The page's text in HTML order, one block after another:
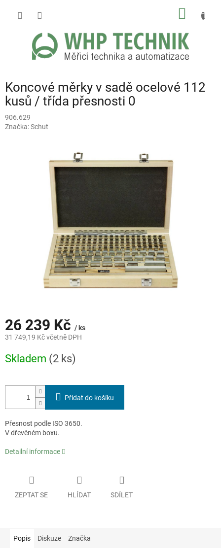
Koncové měrky v sadě ocelové 112
kusů / třída přesnosti 0
906.629
Značka:Schut
26 239 Kč / ks
31 749,19 Kč včetně DPH
cena:
Skladem (2 ks)
Přidat do košíku
Přesnost podle ISO 3650.
V dřevěném boxu.
Detailní informace
ZEPTAT SE HLÍDAT SDÍLET
Popis Diskuze Značka